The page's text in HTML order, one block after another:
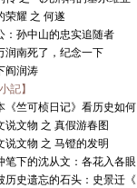
荣耀 之 何遂
：孙中山的忠实追随者
润南死了，纪念一下
阎润涛
記】
《竺可桢日记》看历史如何
说文物 之 真假游春图
说文物 之 马镫的发明
笔下的沈从文：各花入各眼
历史遗忘的石头：史景迁《